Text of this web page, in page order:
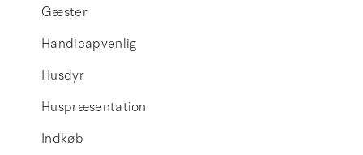
Gæster
Handicapvenlig
Husdyr
Huspræsentation
Indkøb